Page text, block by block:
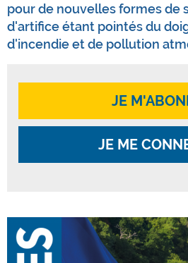
pour de nouvelles formes de
d'artifice étant pointés du
d'incendie et de pollution
JE
JE ME